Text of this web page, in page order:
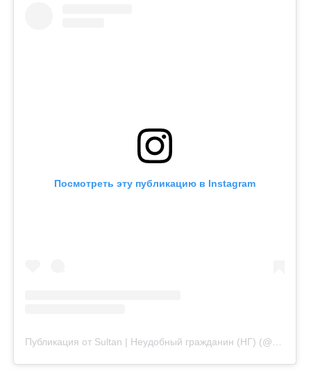
Посмотреть эту публикацию в Instagram
Поставьте галочку рядом сFinratings.kz